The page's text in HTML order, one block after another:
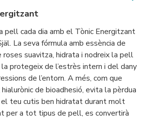
pell cada dia amb el Tònic Energitzant
La seva fórmula amb essència de
roses suavitza, hidrata i nodreix la pell
protegeix de l’estrès intern i del dany
de l’entorn. A més, com que
de bioadhesió, evita la pèrdua
el teu cutis ben hidratat durant molt
per a tot tipus de pell, es convertirà